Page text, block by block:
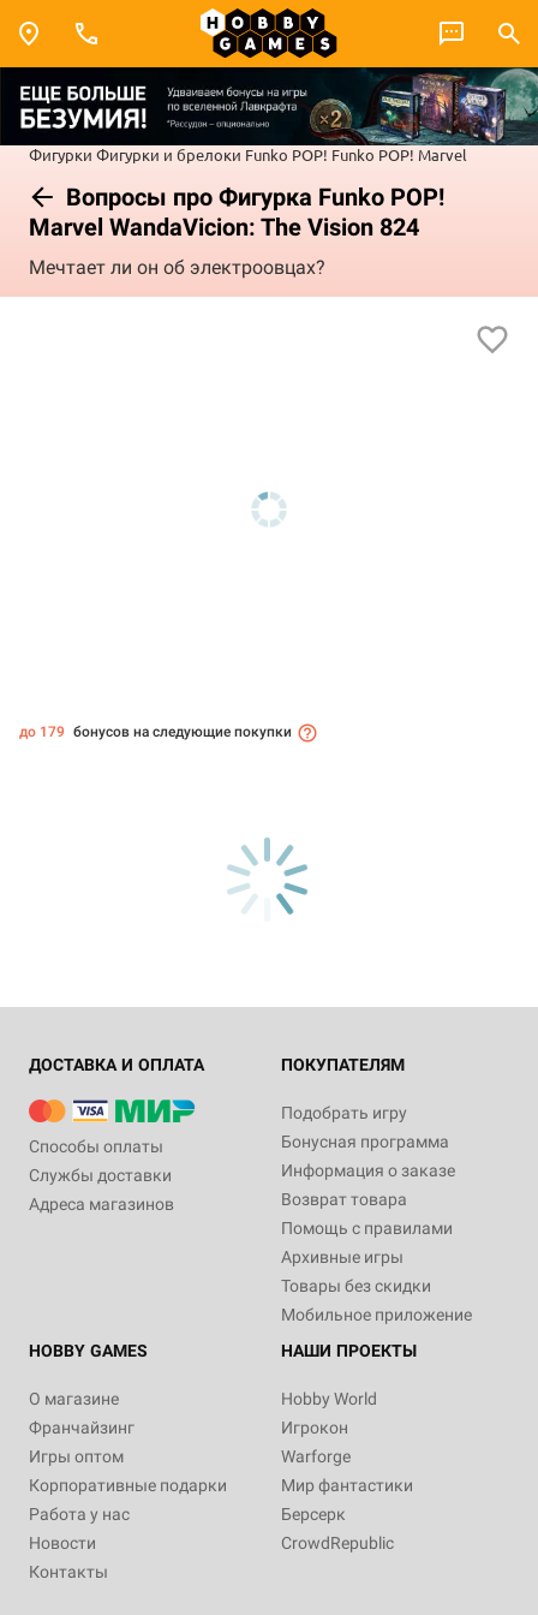
Фигурки Фигурки и брелоки Funko POP! Funko POP! Marvel
Вопросы про Фигурка Funko POP!
Marvel WandaVicion: The Vision 824
Мечтает ли он об электроовцах?
до 179 бонусов на следующие покупки
ДОСТАВКА И ОПЛАТА
Способы оплаты
Службы доставки
Адреса магазинов
ПОКУПАТЕЛЯМ
Подобрать игру
Бонусная программа
Информация о заказе
Возврат товара
Помощь с правилами
Архивные игры
Товары без скидки
Мобильное приложение
HOBBY GAMES
О магазине
Франчайзинг
Игры оптом
Корпоративные подарки
Работа у нас
Новости
Контакты
НАШИ ПРОЕКТЫ
Hobby World
Игрокон
Warforge
Мир фантастики
Берсерк
CrowdRepublic